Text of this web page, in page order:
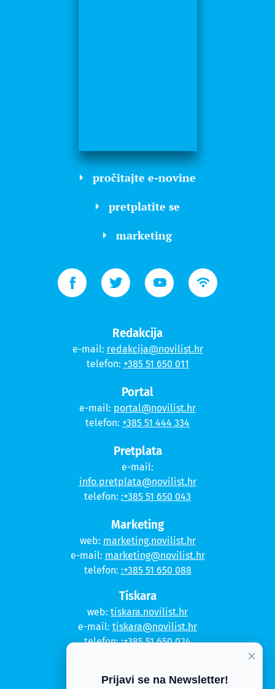
pročitajte e-novine
pretplatite se
marketing
Redakcija
e-mail: redakcija@novilist.hr
telefon: +385 51 650 011
Portal
e-mail: portal@novilist.hr
telefon: +385 51 444 334
Pretplata
e-mail:
info.pretplata@novilist.hr
telefon: :+385 51 650 043
Marketing
web: marketing.novilist.hr
e-mail: marketing@novilist.hr
telefon: :+385 51 650 088
Tiskara
web: tiskara.novilist.hr
e-mail: tiskara@novilist.hr
telefon::+385 51 650 024
×
Prijavi se na Newsletter!